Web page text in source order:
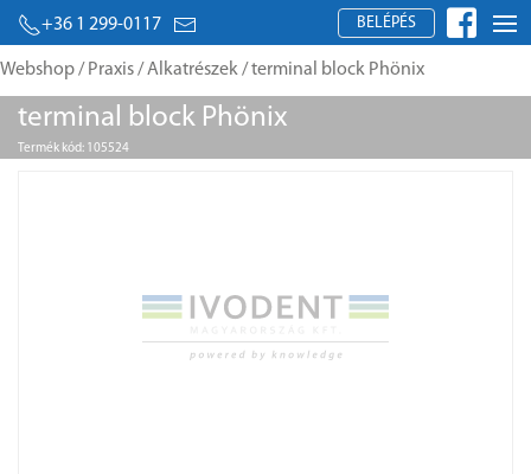
+36 1 299-0117 BELÉPÉS
Webshop/ Praxis/Alkatrészek/ terminal block Phönix
terminal block Phönix
Termék kód: 105524